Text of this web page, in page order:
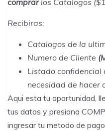
comprarlos Catalogos
Recibiras:
Catalogos de la
Numero de Cliente
Listado confidencial
necesidad de hacer
Aqui esta tu oportunidad,
tus datos y presiona
ingresar tu metodo de